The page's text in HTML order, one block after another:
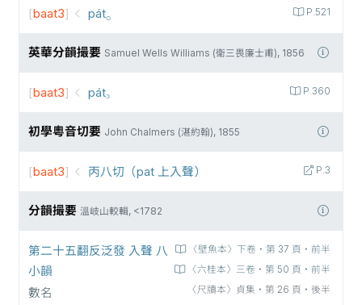
P.521
[baat3] pát⸰
英華分韻撮要 Samuel Wells Williams (衛三畏廉士甫), 1856
P.360
[baat3] pát꜆
初學粵音切要 John Chalmers (湛約翰), 1855
P.3
[baat3] 丙八切（pat 上入聲）
分韻撮要 溫岐山較輯, <1782
〈壁魚本〉下卷‧第 37 頁‧前半
〈六桂本〉三卷‧第 50 頁‧前半
〈尺牘本〉貞集‧第 26 頁‧後半
第二十五翻反泛發 入聲 八
小韻
數名